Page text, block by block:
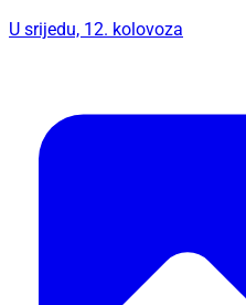
U srijedu, 12. kolovoza